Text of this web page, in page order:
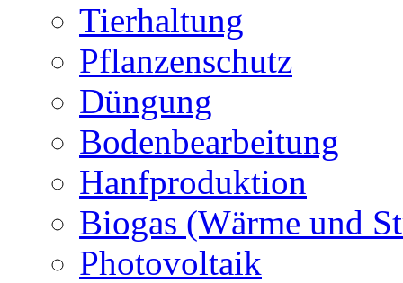
Tierhaltung
Pflanzenschutz
Düngung
Bodenbearbeitung
Hanfproduktion
Biogas (Wärme und
Photovoltaik